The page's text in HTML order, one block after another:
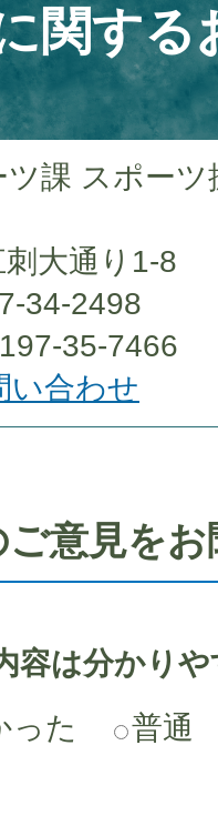
関する
課 スポーツ
大通り1-8
34-2498
35-7466
い合わせ
意見を
容は分かり
った
普通